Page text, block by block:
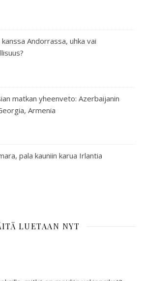
Andorrassa, uhka vai
matkan yheenveto: Azerbaijanin
Armenia
pala kauniin karua Irlantia
LUETAAN NYT